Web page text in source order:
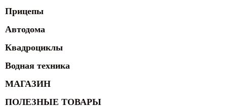
Прицепы
Автодома
Квадроциклы
Водная техника
МАГАЗИН
ПОЛЕЗНЫЕ ТОВАРЫ